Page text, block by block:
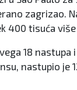
zagrizao.
tisuća
18 nastupa
nastupio je